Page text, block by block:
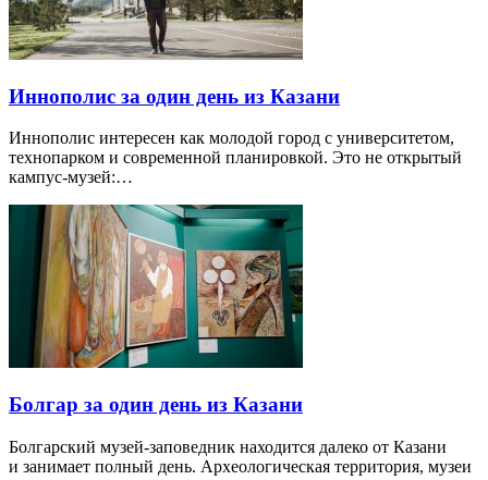
Иннополис за один день из Казани
Иннополис интересен как молодой город с университетом,
технопарком и современной планировкой. Это не открытый
кампус-музей:…
Болгар за один день из Казани
Болгарский музей-заповедник находится далеко от Казани
и занимает полный день. Археологическая территория, музеи